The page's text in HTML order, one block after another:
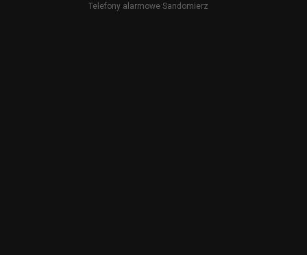
Telefony alarmowe Sandomierz